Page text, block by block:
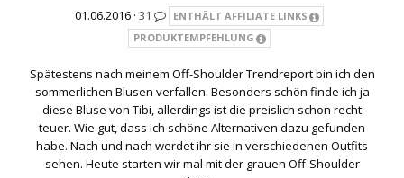
01.06.2016 · 31
ENTHÄLT AFFILIATE LINKS
PRODUKTEMPFEHLUNG
Spätestens nach meinem Off-Shoulder Trendreport bin ich den
sommerlichen Blusen verfallen. Besonders schön finde ich ja
diese Bluse von Tibi, allerdings ist die preislich schon recht
teuer. Wie gut, dass ich schöne Alternativen dazu gefunden
habe. Nach und nach werdet ihr sie in verschiedenen Outfits
sehen. Heute starten wir mal mit der grauen Off-Shoulder